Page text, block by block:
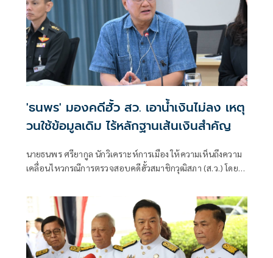
'ธนพร' มองคดีฮั้ว สว. เอาน้ำเงินไม่ลง เหตุ
วนใช้ข้อมูลเดิม ไร้หลักฐานเส้นเงินสำคัญ
นายธนพร ศรียากูล นักวิเคราะห์การเมือง ให้ความเห็นถึงความ
เคลื่อนไหวกรณีการตรวจสอบคดีฮั้วสมาชิกวุฒิสภา (ส.ว.) โดย
มาอย่างต่อเนื่อง และไม่น่าจะทำให้ผลของคดีเปลี่ยนแปลงไป
จากเดิม นายธนพรกล่าวว่า ในช่วงที่ พ.ต.อ.ทวี สอดส่อง ดำรง
ตำแหน่งรัฐมนตรีว่าการกระทรวงยุติธรรม และกำกับดูแลกรม
สอบสวนคดีพิเศษ (DSI) และ นายภูมิธรรม เวชชยชัย